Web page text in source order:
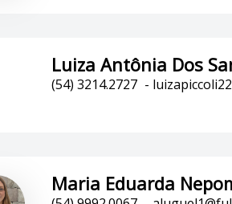
Luiza Antônia Dos
(54) 3214.2727 -
Maria Eduarda